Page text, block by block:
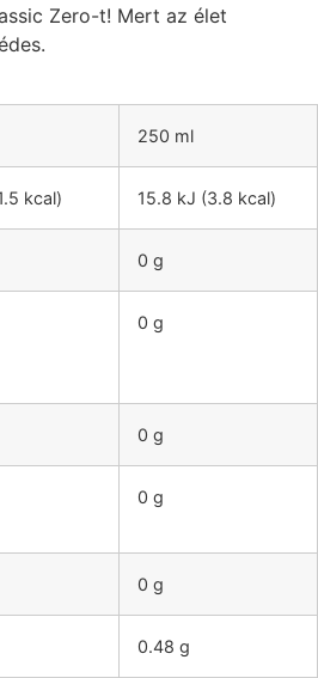
Zero-t! Mert az élet
250 ml
kcal) 15.8 kJ (3.8 kcal)
0 g
0 g
0 g
0 g
0 g
0.48 g